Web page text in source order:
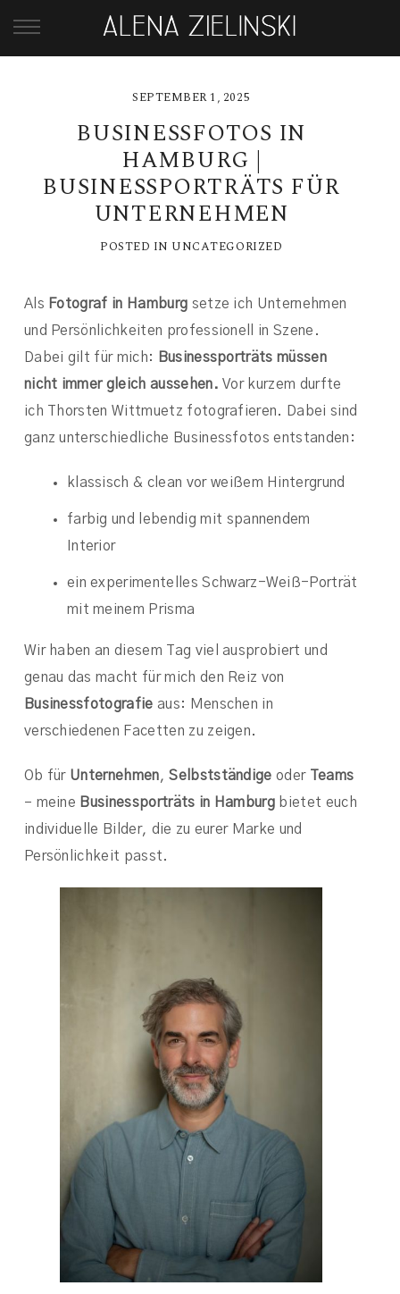
SEPTEMBER 1, 2025
BUSINESSFOTOS IN
HAMBURG |
BUSINESSPORTRÄTS FÜR
UNTERNEHMEN
POSTED IN UNCATEGORIZED
Als Fotograf in Hamburg setze ich Unternehmen
und Persönlichkeiten professionell in Szene.
Dabei gilt für mich:
Businessporträts müssen
nicht immer gleich aussehen. Vor kurzem durfte
ich Thorsten Wittmuetz fotografieren. Dabei sind
ganz unterschiedliche Businessfotos entstanden:
klassisch & clean vor weißem Hintergrund
farbig und lebendig mit spannendem
Interior
ein experimentelles Schwarz-Weiß-Porträt
mit meinem Prisma
Wir haben an diesem Tag viel ausprobiert und
genau das macht für mich den Reiz von
Businessfotografie aus: Menschen in
verschiedenen Facetten zu zeigen.
Ob für Unternehmen,Selbstständige oder
Teams
– meine Businessporträts in Hamburg bietet euch
individuelle Bilder, die zu eurer Marke und
Persönlichkeit passt.